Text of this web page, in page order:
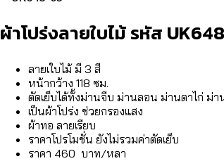
ผ้าโปร่งลายใบไม้ รหัส UK648
ลายเใบไม้ มี 3 สี
หน้ากว้าง 118 ซม.
ตัดเย็บได้ทั้งม่านจีบ ม่านลอน ม่านตาไก่ ม่
เป็นผ้าโปร่ง ช่วยกรองแสง
ผ้าทอ ลายเรียบ
ราคาโปรโมชั่น ยังไม่รวมค่าตัดเย็บ
ราคา 460 บาท/หลา